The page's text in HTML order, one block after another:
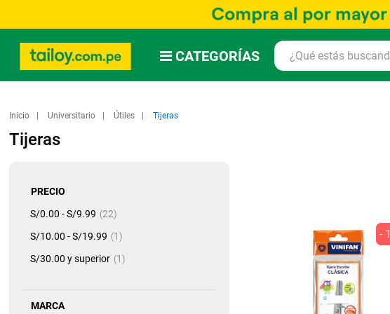
CATEGORÍAS
Inicio Universitario Útiles Tijeras
Tijeras
-
PRECIO
S/0.00 -S/9.99 22artículo
S/10.00 -S/19.99 1artículo
S/30.00 y superior 1artículo
MARCA